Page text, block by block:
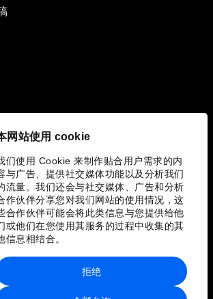
网站使用 cookie
们使用 Cookie 来制作贴合用户需求的内
与广告、提供社交媒体功能以及分析我们
流量。我们还会与社交媒体、广告和分析
作伙伴分享您对我们网站的使用情况，这
合作伙伴可能会将此类信息与您提供给他
或他们在您使用其服务的过程中收集的其
信息相结合。
拒绝